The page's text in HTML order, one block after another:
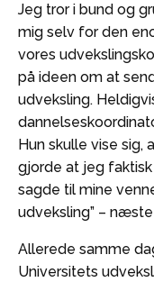
Jeg tror i bund og
mig selv for den
vores
på ideen om at
udveksling.
Hun skulle vise
gjorde at jeg
sagde til mine
udveksling” –
Allerede samme
Universitets